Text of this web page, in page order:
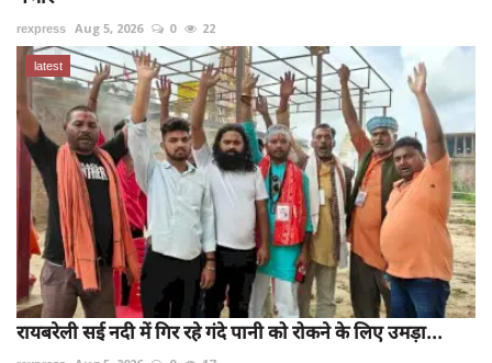
rexpress Aug 5, 2026 0 22
latest
रायबरेली सई नदी में गिर रहे गंदे पानी को रोकने के लिए उमड़ा...